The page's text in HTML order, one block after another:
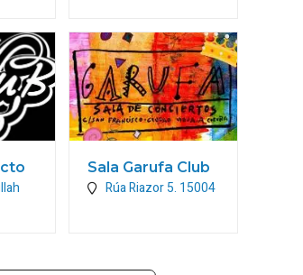
Sala Garufa Club
Rúa Riazor 5. 15004